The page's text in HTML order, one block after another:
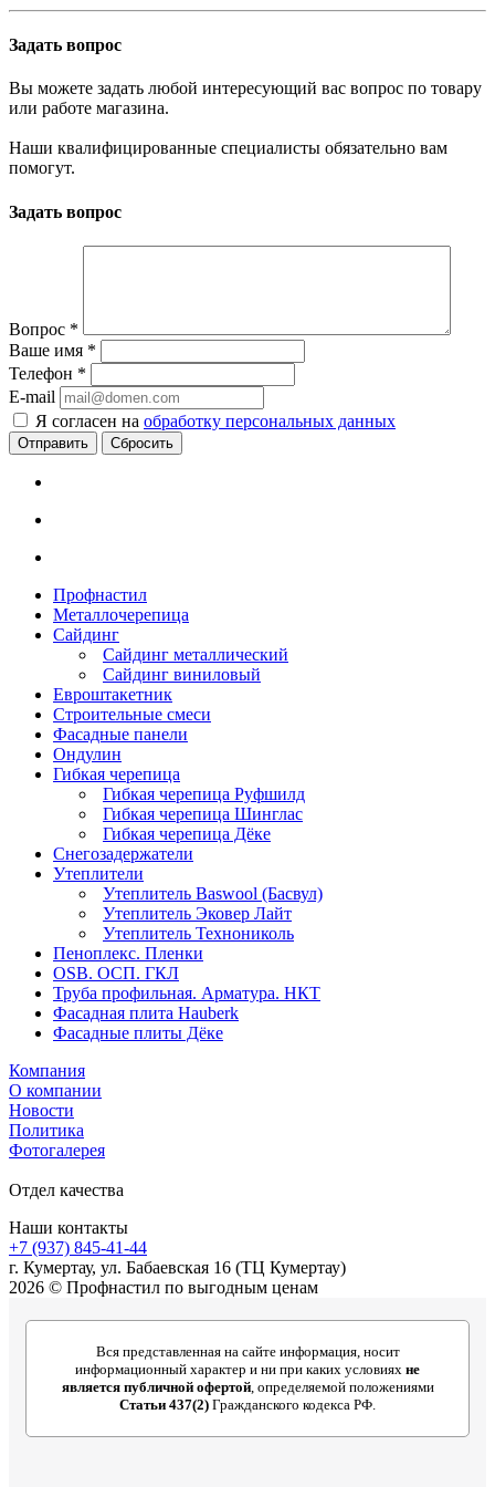
Задать вопрос
Вы можете задать любой интересующий вас вопрос по товару
или работе магазина.
Наши квалифицированные специалисты обязательно вам
помогут.
Задать вопрос
Вопрос *
Ваше имя *
Телефон *
E-mail
Я согласен на обработку персональных данных
Сбросить
Профнастил
Металлочерепица
Сайдинг
Сайдинг металлический
Сайдинг виниловый
Евроштакетник
Строительные смеси
Фасадные панели
Ондулин
Гибкая черепица
Гибкая черепица Руфшилд
Гибкая черепица Шинглас
Гибкая черепица Дёке
Снегозадержатели
Утеплители
Утеплитель Baswool (Басвул)
Утеплитель Эковер Лайт
Утеплитель Технониколь
Пеноплекс. Пленки
OSB. ОСП. ГКЛ
Труба профильная. Арматура. НКТ
Фасадная плита Hauberk
Фасадные плиты Дёке
Компания
О компании
Новости
Политика
Фотогалерея
Отдел качества
Наши контакты
+7 (937) 845-41-44
г. Кумертау, ул. Бабаевская 16 (ТЦ Кумертау)
2026 © Профнастил по выгодным ценам
Вся представленная на сайте информация, носит
информационный характер и ни при каких условиях не
является публичной офертой, определяемой положениями
Статьи 437(2) Гражданского кодекса РФ.